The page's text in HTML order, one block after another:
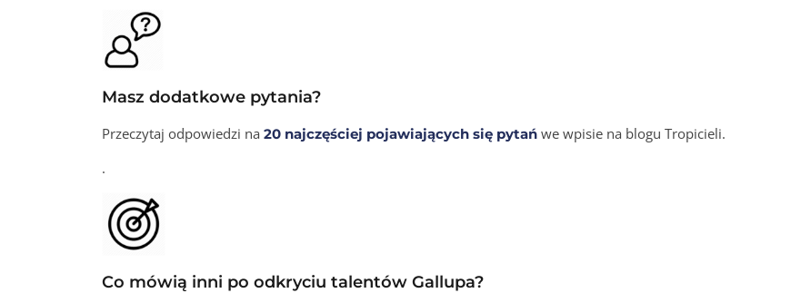
Masz dodatkowe pytania?
Przeczytaj odpowiedzi na 20 najczęściej pojawiających się pytań we wpisie na blogu Tropicieli.
.
Co mówią inni po odkryciu talentów Gallupa?